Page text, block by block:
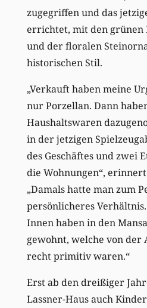
zugegriffen und das
errichtet, mit den grünen
und der floralen
historischen Stil.
„Verkauft haben meine
nur Porzellan. Dann
Haushaltswaren
in der jetzigen
des Geschäftes und zwei
die Wohnungen“,
„Damals hatte man zum
persönlicheres
Innen haben in den
gewohnt, welche von der
recht primitiv waren.“
Erst ab den dreißiger
Lassner-Haus auch